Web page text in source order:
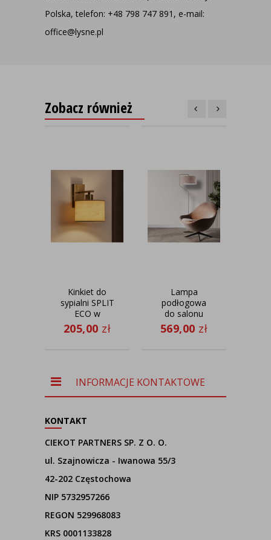
Polska, telefon: +48 798 747 891, e-mail:
office@lysne.pl
Zobacz również
Kinkiet do
sypialni SPLIT
ECO w
skandynawskim
stylu z
205,00 zł
Lampa
podłogowa
do salonu
TESALLIA
VELUR z
569,00 zł
INFORMACJE KONTAKTOWE
KONTAKT
CIEKOT PARTNERS SP. Z O. O.
ul. Szajnowicza - Iwanowa 55/3
42-202 Częstochowa
NIP 5732957266
REGON 529968083
KRS 0001133828